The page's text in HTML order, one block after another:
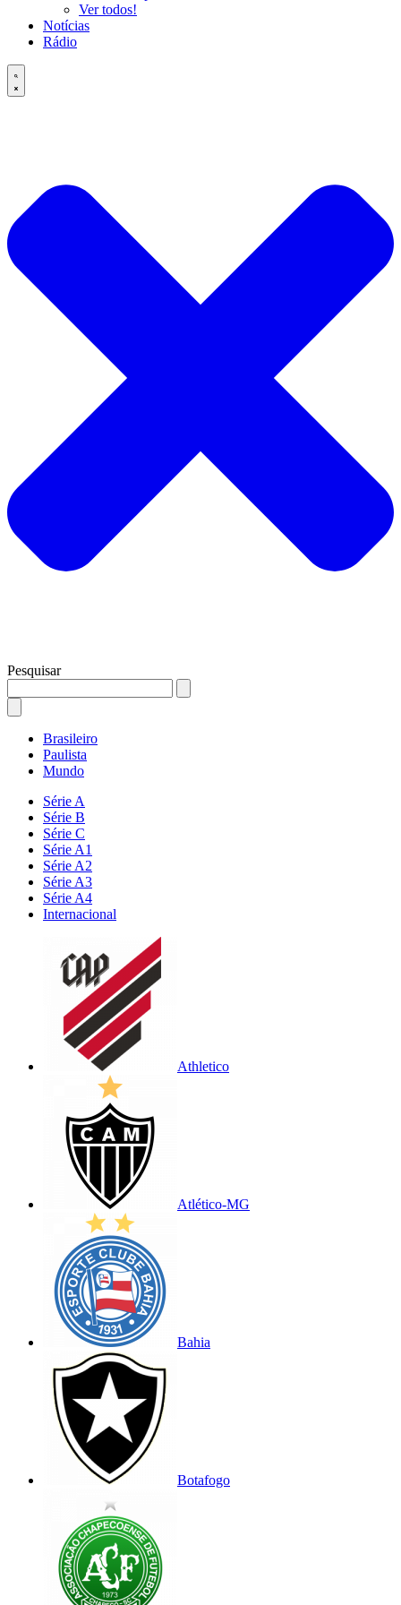
Ver todos!
Notícias
Rádio
Pesquisar
Brasileiro
Paulista
Mundo
Série A
Série B
Série C
Série A1
Série A2
Série A3
Série A4
Internacional
Athletico
Atlético-MG
Bahia
Botafogo